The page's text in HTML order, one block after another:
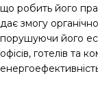
що робить його
дає змогу
порушуючи його
офісів, готелів та